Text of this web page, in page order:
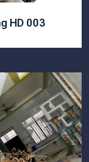
Lan Can Cầu Thang HD 003